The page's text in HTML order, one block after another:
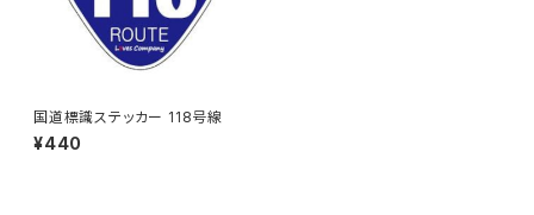
国道標識ステッカー 118号線
¥440